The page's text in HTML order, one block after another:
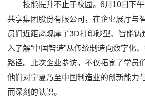
技能提升不止于校园。6月10日下
共享集团股份有限公司，在企业展厅与
员们近距离观摩了3D打印砂型、智能铸
入了解“中国智造”从传统制造向数字化
路径。此次企业参访，不仅拓宽了学员
他们对宁夏乃至中国制造业的创新能力
而深刻的认识。